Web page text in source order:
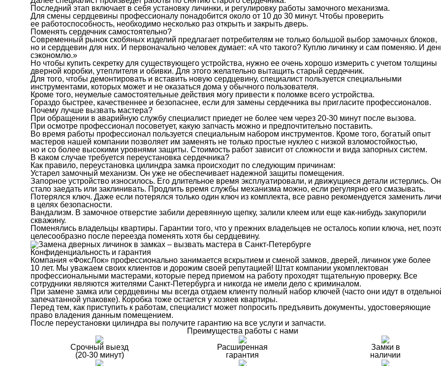
Последний этап включает в себя установку личинки, и регулировку работы замочного механизма.
Для смены сердцевины профессионалу понадобится около от 10 до 30 минут. Чтобы проверить
ее работоспособность, необходимо несколько раз открыть и закрыть дверь.
Поменять сердечник самостоятельно?
Современный рынок скобяных изделий предлагает потребителям не только большой выбор замочных блоков,
но и сердцевин для них. И первоначально человек думает: «А что такого? Куплю личинку и сам поменяю. И
сэкономлю.»
Но чтобы купить секретку для существующего устройства, нужно ее очень хорошо измерить с учетом толщины
дверной коробки, утеплителя и обивки. Для этого желательно вытащить старый сердечник.
Для того, чтобы демонтировать и вставить новую сердцевину, специалист пользуется специальными
инструментами, которых может и не оказаться дома у обычного пользователя.
Кроме того, неумелые самостоятельные действия могу привести к поломке всего устройства.
Гораздо быстрее, качественнее и безопаснее, если для замены сердечника вы пригласите профессионалов.
Почему лучше вызвать мастера?
При обращении в аварийную службу специалист приедет не более чем через 20-30 минут после вызова.
При осмотре профессионал посоветует, какую запчасть можно и предпочтительно поставить.
Во время работы профессионал пользуется специальным набором инструментов. Кроме того, богатый опыт
мастеров нашей компании позволяет им заменять не только простые нуклео с низкой взломостойкостью,
но и со более высокими уровнями защиты. Стоимость работ зависит от сложности и вида запорных систем.
В каком случае требуется переустановка сердечника?
Как правило, переустановка цилиндра замка происходит по следующим причинам:
Устарел замочный механизм. Он уже не обеспечивает надежной защиты помещения.
Запорное устройство износилось. Его длительное время эксплуатировали, и движущиеся детали истерлись.
стало заедать или заклинивать. Продлить время службы механизма можно, если регулярно его смазывать.
Потерялся ключ. Даже если потерялся только один ключ из комплекта, все равно рекомендуется заменить
в целях безопасности.
Вандализм. В замочное отверстие забили деревянную щепку, залили клеем или еще как-нибудь закупорили
скважину.
Поменялись владельцы квартиры. Гарантии того, что у прежних владельцев не осталось копии ключа, нет,
целесообразно после переезда поменять хотя бы сердцевину.
Конфиденциальность и гарантия
Компания «ФоксЛок» профессионально занимается вскрытием и сменой замков, дверей, личинок уже более
10 лет. Мы уважаем своих клиентов и дорожим своей репутацией! Штат компании укомплектован
профессиональными мастерами, которые перед приемом на работу проходят тщательную проверку. Все
сотрудники являются жителями Санкт-Петербурга и никогда не имели дело с криминалом.
При замене замка или сердцевины мы всегда отдаем клиенту полный набор ключей (часто они идут в
запечатанной упаковке). Коробка тоже остается у хозяев квартиры.
Перед тем, как приступить к работам, специалист может попросить предъявить документы, удостоверяющие
право владения данным помещением.
После переустановки цилиндра вы получите гарантию на все услуги и запчасти.
Преимущества работы с нами
Срочный выезд
(20-30 минут)
Расширенная
гарантия
Замки в
наличии